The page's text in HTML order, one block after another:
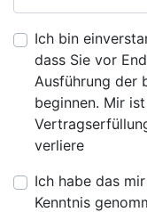
Ich bin
dass Sie vor
Ausführung der
beginnen. Mir
verliere
Ich habe das
Kenntnis